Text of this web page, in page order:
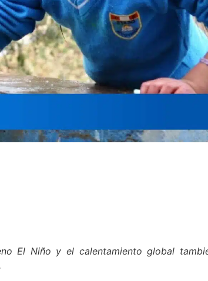
El Niño y el calentamiento global